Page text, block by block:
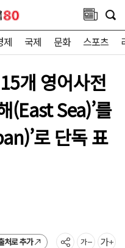
제 국제 문화 스포츠
개 영어사전
(East Sea)’를
로 단독 표
처로 추가